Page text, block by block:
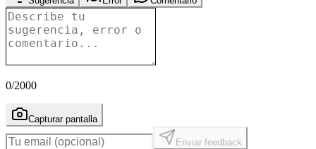
0/2000
Capturar pantalla
Enviar feedback